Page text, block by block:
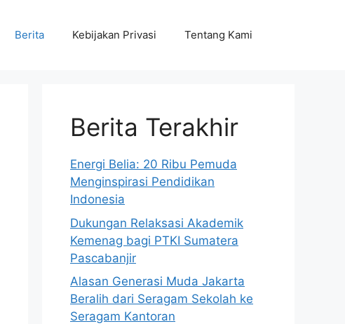
Berita Kebijakan Privasi Tentang Kami
Berita Terakhir
Energi Belia: 20 Ribu Pemuda
Menginspirasi Pendidikan
Indonesia
Dukungan Relaksasi Akademik
Kemenag bagi PTKI Sumatera
Pascabanjir
Alasan Generasi Muda Jakarta
Beralih dari Seragam Sekolah ke
Seragam Kantoran